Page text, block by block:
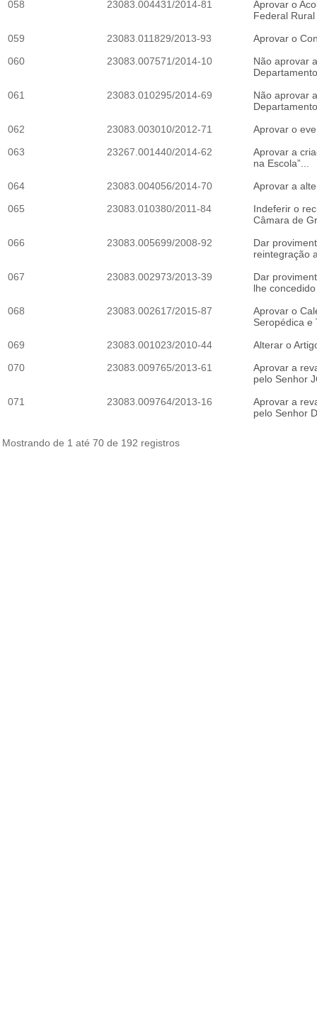
058 23083.004431/2014-81
Aprovar o
Federal
059
23083.011829/2013-93
Aprovar o
060
23083.007571/2014-10
Não aprovar
061
23083.010295/2014-69
Não aprovar
062
23083.003010/2012-71
Aprovar o
063
23267.001440/2014-62
Aprovar a
na Escola”...
064
23083.004056/2014-70
Aprovar a
065
23083.010380/2011-84
Indeferir o
Câmara de
066
23083.005699/2008-92
Dar
reintegração
067
23083.002973/2013-39
Dar
lhe
068
23083.002617/2015-87
Aprovar o
Seropédica e
069
23083.001023/2010-44
Alterar o
070
23083.009765/2013-61
Aprovar a
pelo Senhor
071
23083.009764/2013-16
Aprovar a
pelo Senhor
Mostrando de 1 até 70 de 192 registros